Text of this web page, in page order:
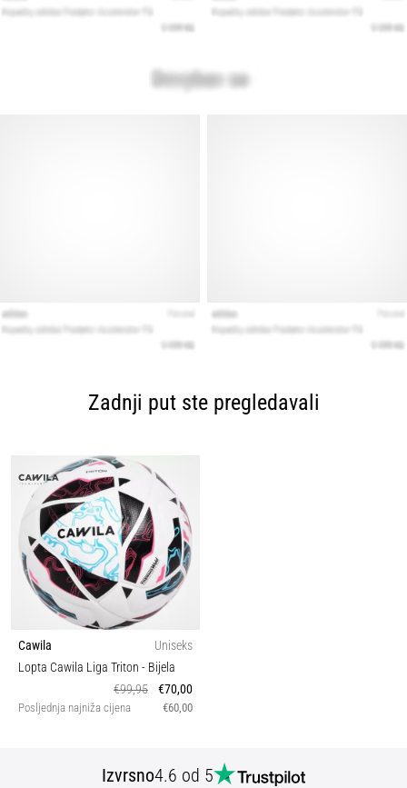
Zadnji put ste pregledavali
Cawila
Uniseks
Lopta Cawila Liga Triton - Bijela
€99,95
€70,00
Posljednja najniža cijena €60,00
Izvrsno4.6 od 5